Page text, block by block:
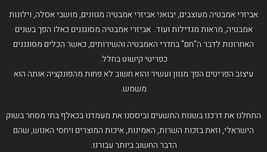
אביזרי אמבטיה מעוצבים, יבואני אביזרי אמבטיה מגוונים, מושבי אסלה, וילונות
אמבטיה, מראות מגדילות ועוד.. אביזרי אמבטיה מסוגננים כאלו הפך בשנים
האחרונות לדבר ה"חם" בחדרי האמבטיה והשירותים, כאשר הכלים מסוגננים
כפריטי קישוט בחלל.
עיצוב הפריטים הפך מגוון ועשיר והוא חשוב לא פחות מהפונקציה אותה הוא
משמש.
התחלנו את דרכנו בשנות התשעים וביססנו את מעמדנו בכאלף בתי מסחר בשוק
הישראלי, וזאת בזכות השרות, האמינות, איכות המוצרים ויחסי האנוש, שהם
הדבר החשוב ביותר עבורנו.